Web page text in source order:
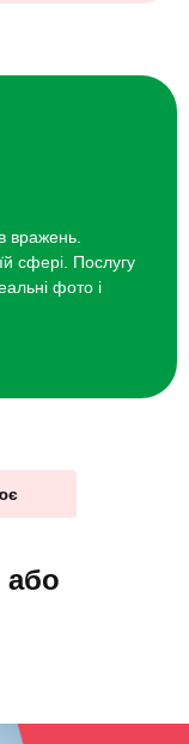
вражень.
сфері. Послугу
фото і
або